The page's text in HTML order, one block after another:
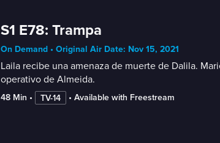
S1 E78: Trampa
On Demand • Original Air Date: Nov 15, 2021
Laila recibe una amenaza de muerte de Dalila.
operativo de Almeida.
48 Min • TV-14 • Available with Freestream